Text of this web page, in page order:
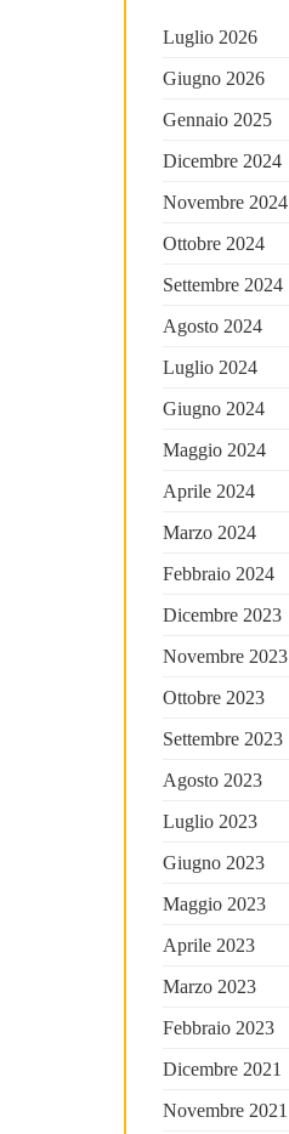
Luglio 2026
Giugno 2026
Gennaio 2025
Dicembre 2024
Novembre 2024
Ottobre 2024
Settembre 2024
Agosto 2024
Luglio 2024
Giugno 2024
Maggio 2024
Aprile 2024
Marzo 2024
Febbraio 2024
Dicembre 2023
Novembre 2023
Ottobre 2023
Settembre 2023
Agosto 2023
Luglio 2023
Giugno 2023
Maggio 2023
Aprile 2023
Marzo 2023
Febbraio 2023
Dicembre 2021
Novembre 2021